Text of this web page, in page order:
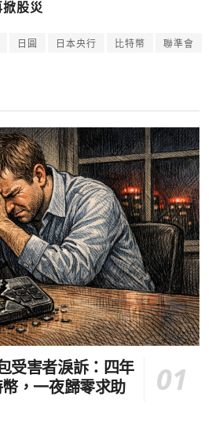
股災
日圓 日本央行 比特幣 聯準會
受害者淚訴：四年
，一夜歸零求助